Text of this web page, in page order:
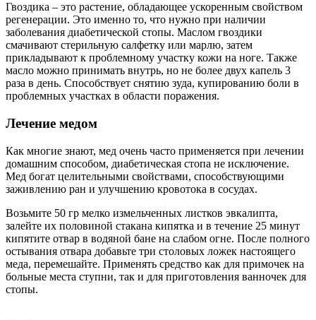
Гвоздика – это растение, обладающее ускоренным свойством
регенерации. Это именно то, что нужно при наличии
заболевания диабетической стопы. Маслом гвоздики
смачивают стерильную салфетку или марлю, затем
прикладывают к проблемному участку кожи на ноге. Также
масло можно принимать внутрь, но не более двух капель 3
раза в день. Способствует снятию зуда, купированию боли в
проблемных участках в области поражения.
Лечение медом
Как многие знают, мед очень часто применяется при лечении
домашним способом, диабетическая стопа не исключение.
Мед богат целительными свойствами, способствующими
заживлению ран и улучшению кровотока в сосудах.
Возьмите 50 гр мелко измельченных листков эвкалипта,
залейте их половиной стакана кипятка и в течение 25 минут
кипятите отвар в водяной бане на слабом огне. После полного
остывания отвара добавьте три столовых ложек настоящего
меда, перемешайте. Применять средство как для примочек на
больные места ступни, так и для приготовления ванночек для
стопы.